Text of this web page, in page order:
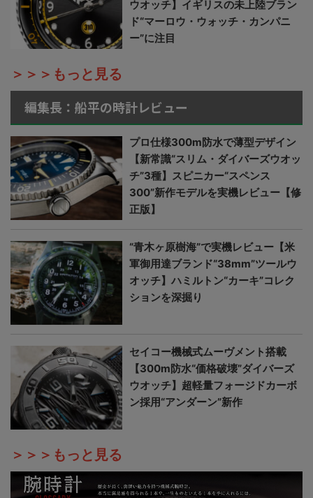
ウオッチ】イギリスの未上陸ブラン
ド“マーロウ・ウォッチ・カンパニ
ー”に注目
＞＞＞もっと見る
編集長：船平の時計レビュー
プロ仕様300m防水で薄型デザイン
【新常識“スリム・ダイバーズウオッ
チ”3種】スピニカー“スペンス
300”新作モデルを実機レビュー【修
正版】
“青木ヶ原樹海”で実機レビュー【米
軍御用達ブランド“38mm”ツールウ
オッチ】ハミルトン“カーキ”コレク
ションを深掘り
セイコー機械式ムーヴメント搭載
【300m防水“価格破壊”ダイバーズ
ウオッチ】超軽量フォージドカーボ
ン採用“アンダーン”新作
＞＞＞もっと見る